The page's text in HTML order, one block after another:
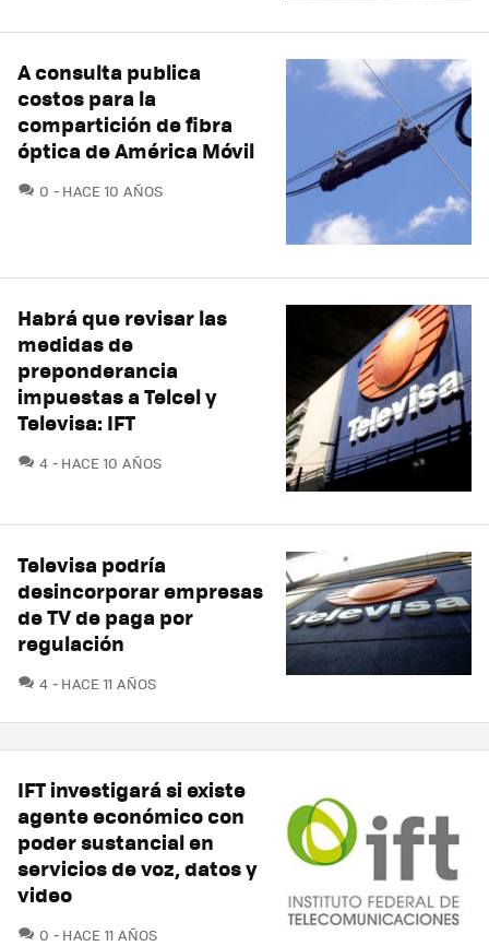
A consulta publica
costos para la
compartición de fibra
óptica de América Móvil
0 COMENTARIOS
HACE 10 AÑOS
Habrá que revisar las
medidas de
preponderancia
impuestas a Telcel y
Televisa: IFT
4 COMENTARIOS
HACE 10 AÑOS
Televisa podría
desincorporar empresas
de TV de paga por
regulación
4 COMENTARIOS
HACE 11 AÑOS
IFT investigará si existe
agente económico con
poder sustancial en
servicios de voz, datos y
video
0 COMENTARIOS
HACE 11 AÑOS